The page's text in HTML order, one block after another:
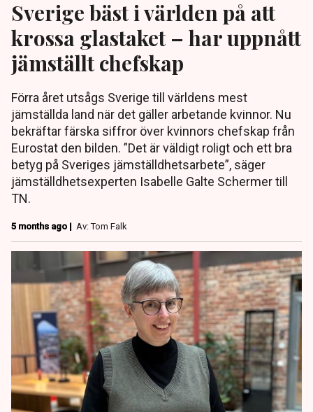
Sverige bäst i världen på att
krossa glastaket – har uppnått
jämställt chefskap
Förra året utsågs Sverige till världens mest
jämställda land när det gäller arbetande kvinnor. Nu
bekräftar färska siffror över kvinnors chefskap från
Eurostat den bilden. ”Det är väldigt roligt och ett bra
betyg på Sveriges jämställdhetsarbete”, säger
jämställdhetsexperten Isabelle Galte Schermer till
TN.
5 months ago | Av: Tom Falk